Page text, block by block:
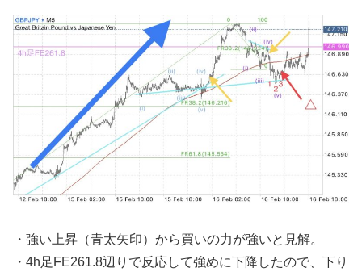
・強い上昇（青太矢印）から買いの力が強いと見解。
・4h足FE261.8辺りで反応して強めに下降したので、下り